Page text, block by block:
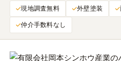
現地調査無料 外壁塗装
仲介手数料なし